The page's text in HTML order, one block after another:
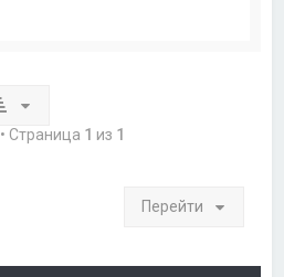
Страница 1 из 1
Перейти